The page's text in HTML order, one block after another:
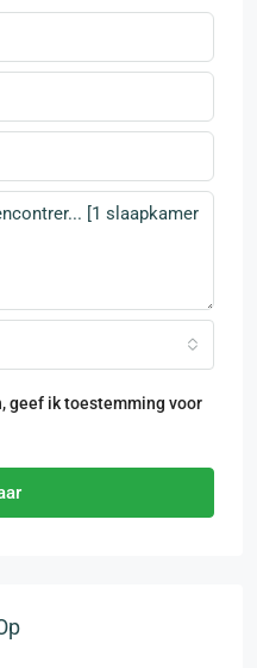
geef ik toestemming voor